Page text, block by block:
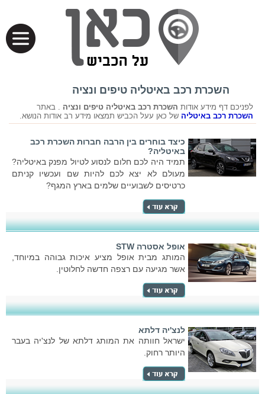
השכרת רכב באיטליה טיפים ונציה
לפניכם דף מידע אודות השכרת רכב באיטליה טיפים ונציה . באתר
השכרת רכב באיטליה של כאן עעל הכביש תמצאו מידע רב אודות הנושא.
כיצד בוחרים בין הרבה חברות השכרת רכב
באיטליה?
תמיד היה לכם חלום לנסוע לטיול מפנק באיטליה?
מעולם לא יצא לכם להיות שם ועכשיו קניתם
כרטיסים לשבועיים שלמים בארץ המגף?
אופל אסטרה STW
המותג מבית אופל מציע איכות גבוהה במיוחד,
אשר מגיעה עם רצפה חדשה לחלוטין.
לנצ'יה דלתא
ישראל חוותה את המותג דלתא של לנצ'יה בעבר
היותר רחוק.